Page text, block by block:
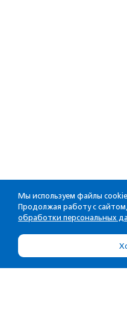
Мы используем файлы
Продолжая работу с
обработки персональных